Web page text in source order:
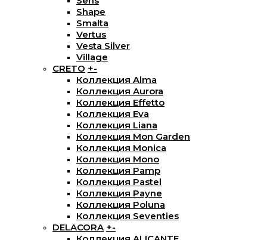
Shape
Smalta
Vertus
Vesta Silver
Village
CRETO +-
Коллекция Alma
Коллекция Aurora
Коллекция Effetto
Коллекция Eva
Коллекция Liana
Коллекция Mon Garden
Коллекция Monica
Коллекция Mono
Коллекция Pamp
Коллекция Pastel
Коллекция Payne
Коллекция Poluna
Коллекция Seventies
DELACORA +-